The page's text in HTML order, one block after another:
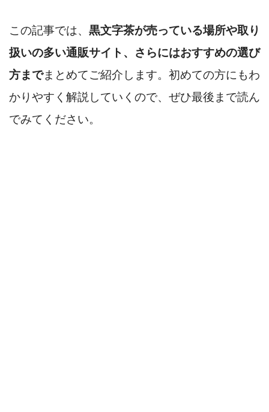
この記事では、 黒文字茶が売っている場所や取り
扱いの多い通販サイト、さらにはおすすめの選び
方までまとめてご紹介します。初めての方にもわ
かりやすく解説していくので、ぜひ最後まで読ん
でみてください。